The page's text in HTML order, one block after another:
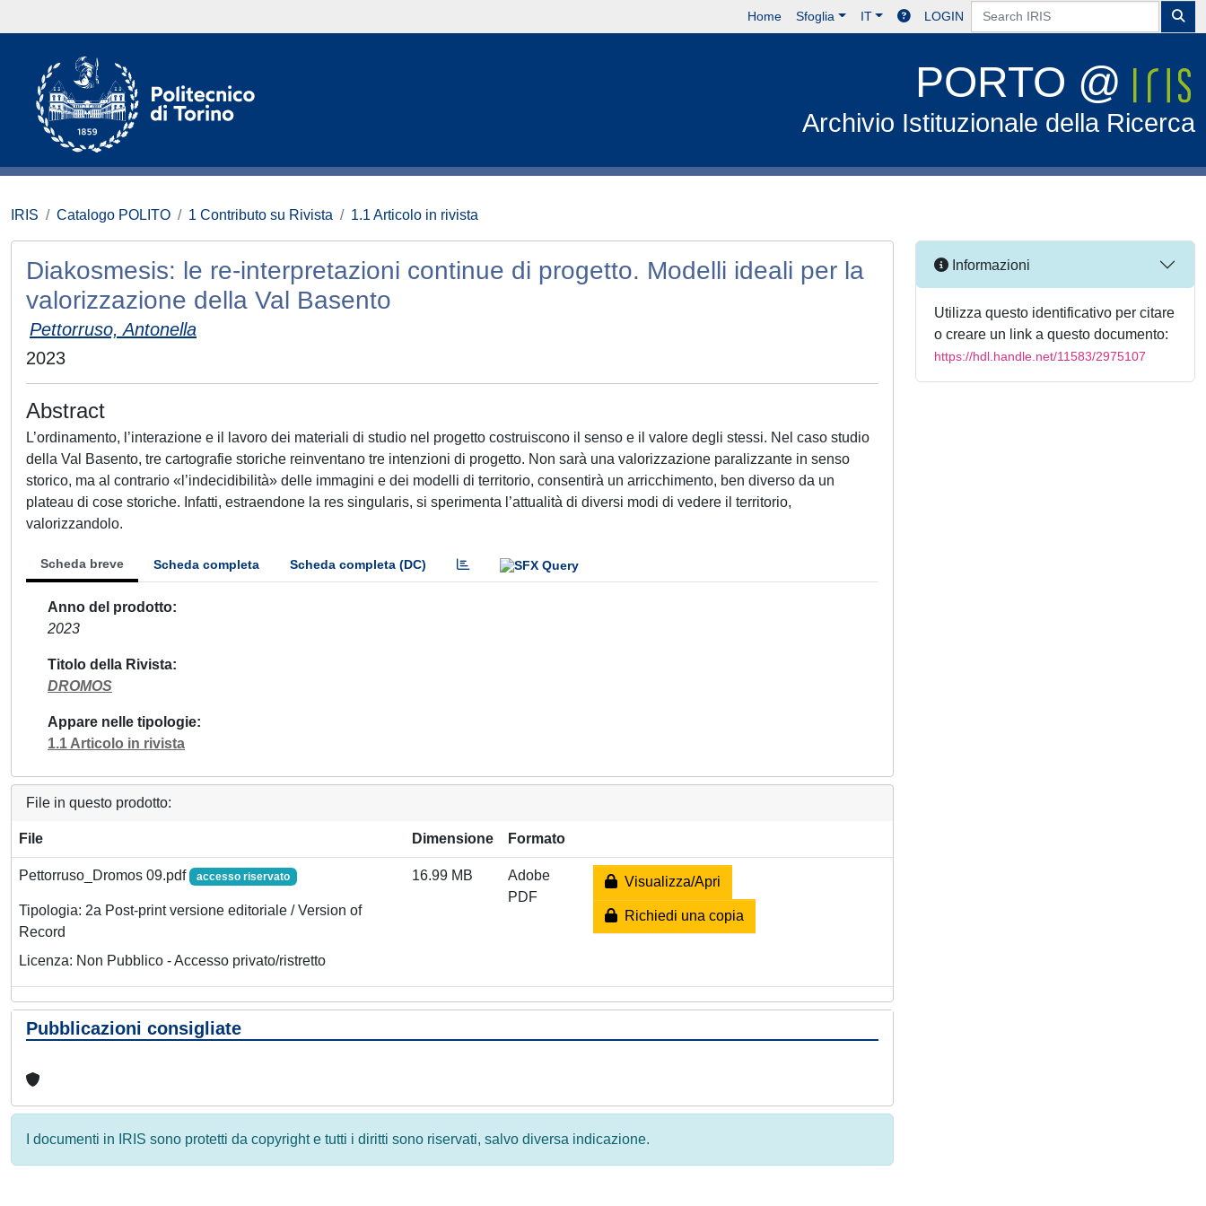
Home Sfoglia IT LOGIN
PORTO @
Archivio Istituzionale della Ricerca
IRIS Catalogo POLITO 1 Contributo su Rivista 1.1 Articolo in rivista
Diakosmesis: le re-interpretazioni continue di progetto. Modelli ideali per la
valorizzazione della Val Basento
Pettorruso, Antonella
2023
Abstract
L’ordinamento, l’interazione e il lavoro dei materiali di studio nel progetto costruiscono il senso e il valore degli stessi. Nel caso studio
della Val Basento, tre cartografie storiche reinventano tre intenzioni di progetto. Non sarà una valorizzazione paralizzante in senso
storico, ma al contrario «l’indecidibilità» delle immagini e dei modelli di territorio, consentirà un arricchimento, ben diverso da un
plateau di cose storiche. Infatti, estraendone la res singularis, si sperimenta l’attualità di diversi modi di vedere il territorio,
valorizzandolo.
Scheda breve Scheda completa Scheda completa (DC)
Anno del prodotto
2023
Titolo della Rivista
DROMOS
Appare nelle tipologie
1.1 Articolo in rivista
File in questo prodotto:
File Dimensione Formato
Pettorruso_Dromos 09.pdf accesso riservato
Tipologia: 2a Post-print versione editoriale / Version of
Record
Licenza: Non Pubblico - Accesso privato/ristretto
16.99 MB
Adobe
PDF
Visualizza/Apri
Richiedi una copia
Pubblicazioni consigliate
I documenti in IRIS sono protetti da copyright e tutti i diritti sono riservati, salvo diversa indicazione.
Informazioni
Utilizza questo identificativo per citare
o creare un link a questo documento:
https://hdl.handle.net/11583/2975107